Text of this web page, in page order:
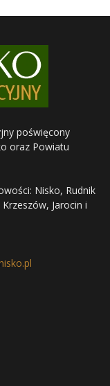
poświęcony
oraz Powiatu
Nisko, Rudnik
Jarocin i